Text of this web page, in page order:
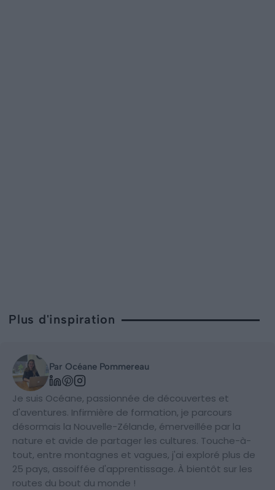
Plus d'inspiration
Par Océane Pommereau
Je suis Océane, passionnée de découvertes et
d'aventures. Infirmière de formation, je parcours
désormais la Nouvelle-Zélande, émerveillée par la
nature et avide de partager les cultures. Touche-à-
tout, entre montagnes et vagues, j'ai exploré plus de
25 pays, assoiffée d'apprentissage. À bientôt sur les
routes du bout du monde !